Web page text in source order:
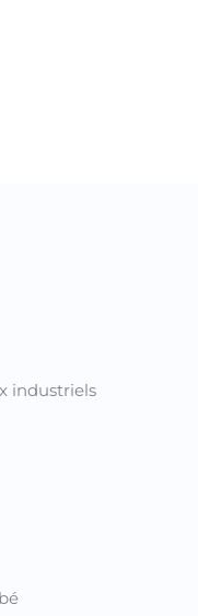
industriels